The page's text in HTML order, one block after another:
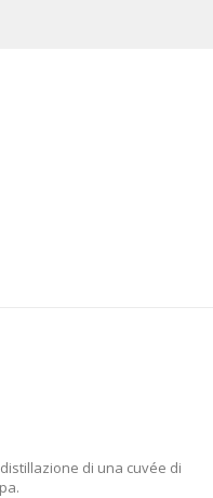
di una cuvée di